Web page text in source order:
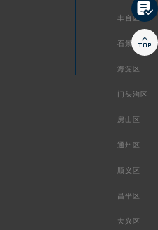
丰台区
石景山区
海淀区
门头沟区
房山区
通州区
顺义区
昌平区
大兴区

